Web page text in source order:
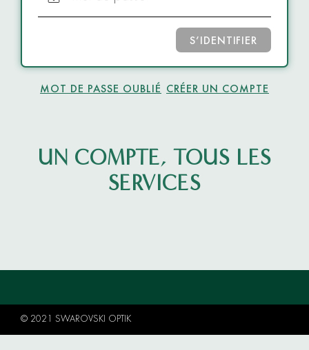
S’IDENTIFIER
MOT DE PASSE OUBLIÉ CRÉER UN COMPTE
UN COMPTE, TOUS LES
SERVICES
© 2021 SWAROVSKI OPTIK